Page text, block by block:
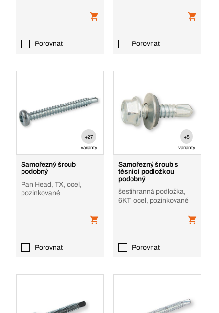
Porovnat Porovnat
+27
varianty
Samořezný šroub
podobný
Pan Head, TX, ocel,
pozinkované
Porovnat
+5
varianty
Samořezný šroub s
těsnicí podložkou
podobný
šestihranná podložka,
6KT, ocel, pozinkované
Porovnat